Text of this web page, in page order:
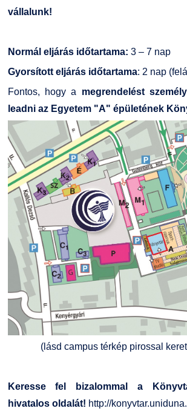
Online Studium
Képzési Életpályamodell
Atomerőművi Képzési
vállalunk!
Normál eljárás időtartama: 3 – 7 nap
Gyorsított eljárás időtartama: 2 nap
Fontos, hogy a megrendelést
leadni az Egyetem "A" épületének
(lásd campus térkép pirossal
Keresse fel bizalommal a
hivatalos oldalát! http://